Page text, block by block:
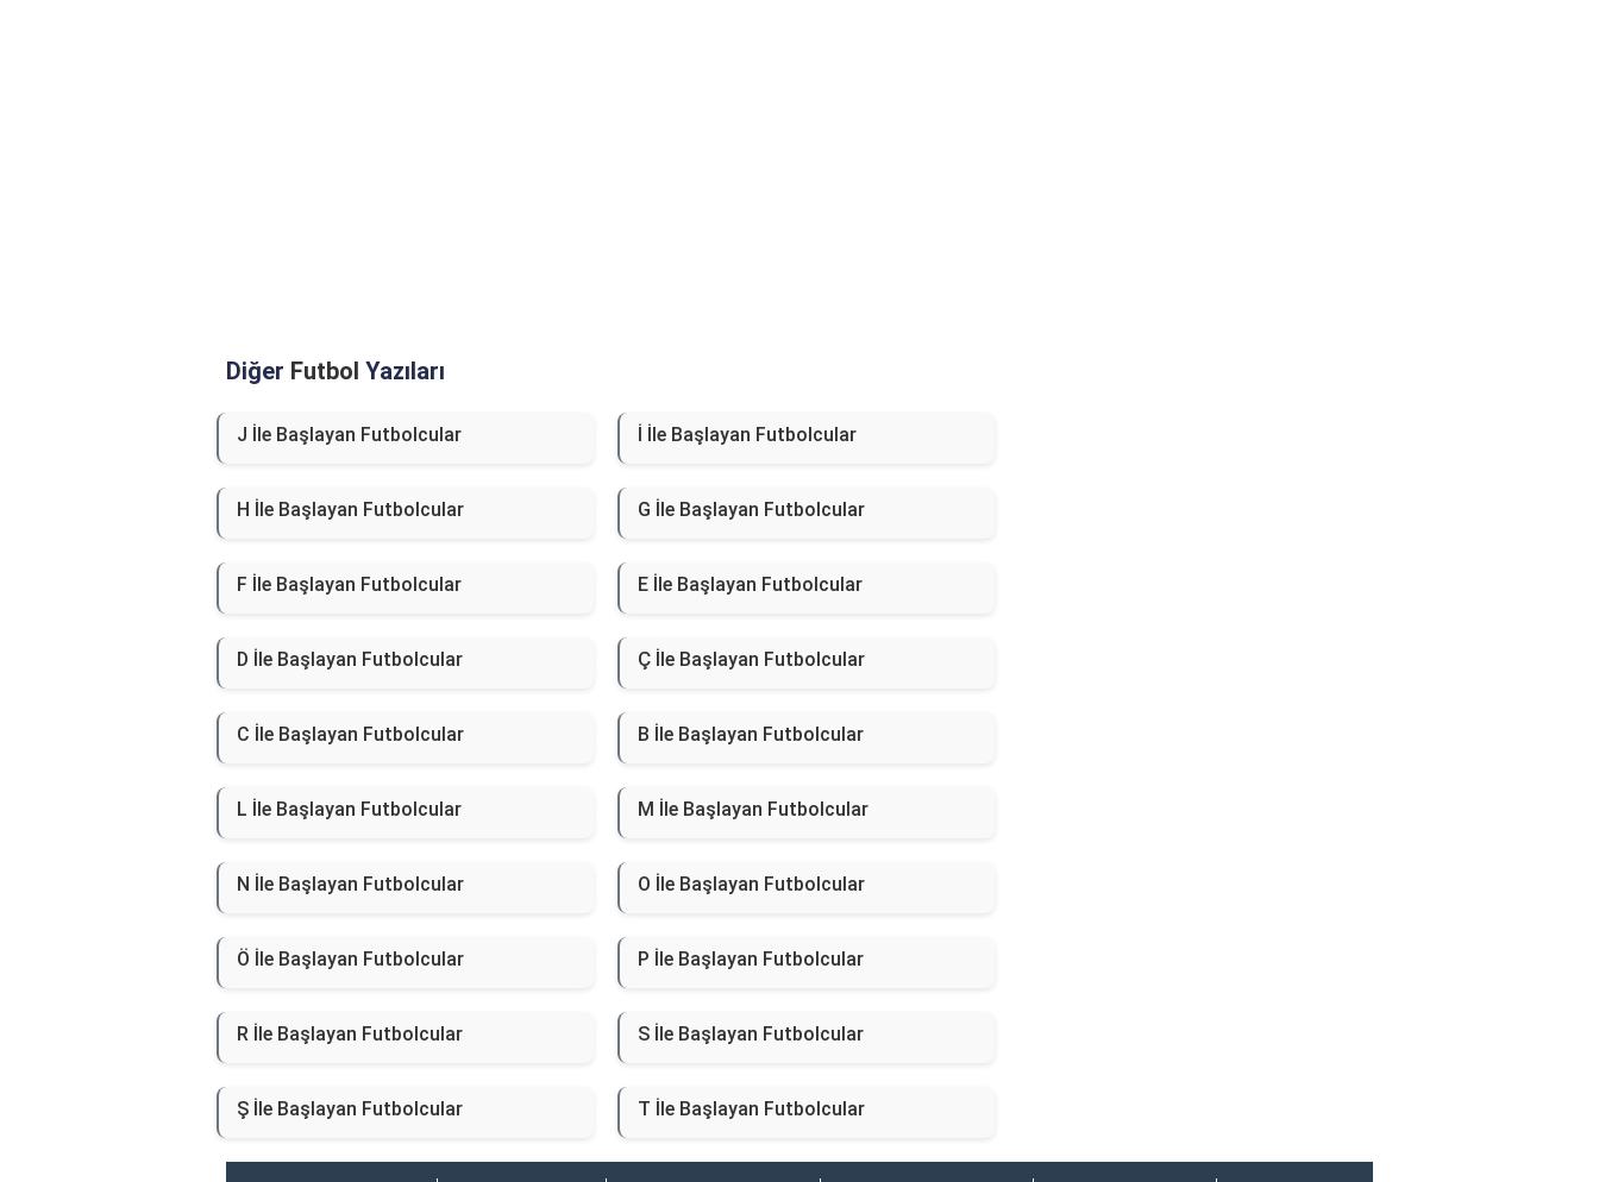
Diğer Futbol Yazıları
J İle Başlayan Futbolcular İ İle Başlayan Futbolcular
H İle Başlayan Futbolcular G İle Başlayan Futbolcular
F İle Başlayan Futbolcular E İle Başlayan Futbolcular
D İle Başlayan Futbolcular Ç İle Başlayan Futbolcular
C İle Başlayan Futbolcular B İle Başlayan Futbolcular
L İle Başlayan Futbolcular M İle Başlayan Futbolcular
N İle Başlayan Futbolcular O İle Başlayan Futbolcular
Ö İle Başlayan Futbolcular P İle Başlayan Futbolcular
R İle Başlayan Futbolcular S İle Başlayan Futbolcular
Ş İle Başlayan Futbolcular T İle Başlayan Futbolcular